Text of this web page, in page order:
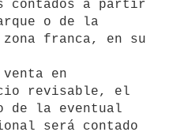
contados a partir
o de la
franca, en su
revisable, el
de la eventual
será contado